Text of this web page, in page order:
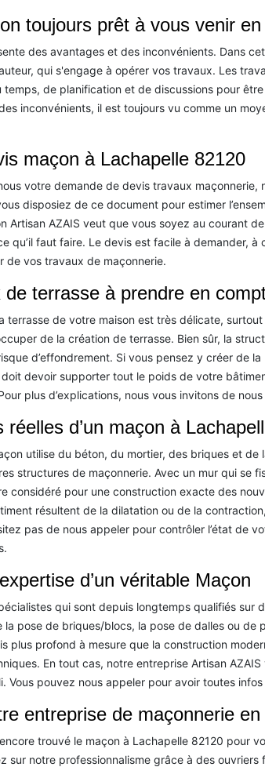
toujours prêt à vous venir en
des avantages et des inconvénients. Dans
qui s'engage à opérer vos travaux. Les
temps, de planification et de discussions pour
inconvénients, il est toujours vu comme un
maçon à Lachapelle 82120
votre demande de devis travaux maçonnerie,
disposiez de ce document pour estimer
Artisan AZAIS veut que vous soyez au courant
qu’il faut faire. Le devis est facile à demander, à
de vos travaux de maçonnerie.
de terrasse à prendre en
terrasse de votre maison est très délicate,
de la création de terrasse. Bien sûr, la
d’effondrement. Si vous pensez y créer de
devoir supporter tout le poids de votre
plus d’explications, nous vous invitons de
réelles d’un maçon à
utilise du béton, du mortier, des briques et de
structures de maçonnerie. Avec un mur qui se
considéré pour une construction exacte des
résultent de la dilatation ou de la
pas de nous appeler pour contrôler l’état de
d’un véritable Maçon
qui sont depuis longtemps qualifiés sur
la pose de briques/blocs, la pose de dalles ou de
plus profond à mesure que la construction
En tout cas, notre entreprise Artisan
Vous pouvez nous appeler pour avoir toutes
entreprise de maçonnerie
trouvé le maçon à Lachapelle 82120 pour
sur notre professionnalisme grâce à des ouvriers